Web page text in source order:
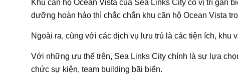
Khu căn hộ Ocean Vista của Sea Links City có vị trí gần
dưỡng hoàn hảo thì chắc chắn khu căn hộ Ocean Vista
Ngoài ra, cùng với các dịch vụ lưu trú là các tiện ích, khu
Với những ưu thế trên, Sea Links City chính là sự lựa
chức sự kiện, team building bãi biển.